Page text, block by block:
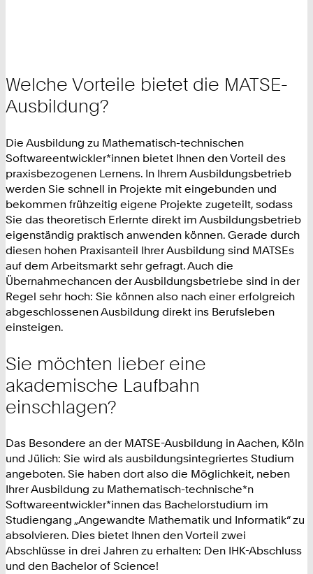
Welche Vorteile bietet die MATSE-
Ausbildung?
Die Ausbildung zu Mathematisch-technischen
Softwareentwickler*innen bietet Ihnen den Vorteil des
praxisbezogenen Lernens. In Ihrem Ausbildungsbetrieb
werden Sie schnell in Projekte mit eingebunden und
bekommen frühzeitig eigene Projekte zugeteilt, sodass
Sie das theoretisch Erlernte direkt im Ausbildungsbetrieb
eigenständig praktisch anwenden können. Gerade durch
diesen hohen Praxisanteil Ihrer Ausbildung sind MATSEs
auf dem Arbeitsmarkt sehr gefragt. Auch die
Übernahmechancen der Ausbildungsbetriebe sind in der
Regel sehr hoch: Sie können also nach einer erfolgreich
abgeschlossenen Ausbildung direkt ins Berufsleben
einsteigen.
Sie möchten lieber eine
akademische Laufbahn
einschlagen?
Das Besondere an der MATSE-Ausbildung in Aachen, Köln
und Jülich: Sie wird als ausbildungsintegriertes Studium
angeboten. Sie haben dort also die Möglichkeit, neben
Ihrer Ausbildung zu Mathematisch-technische*n
Softwareentwickler*innen das Bachelorstudium im
Studiengang „Angewandte Mathematik und Informatik“ zu
absolvieren. Dies bietet Ihnen den Vorteil zwei
Abschlüsse in drei Jahren zu erhalten: Den IHK-Abschluss
und den Bachelor of Science!